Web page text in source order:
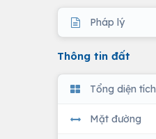
Pháp lý
Thông tin đất
Tổng diện tích
Mặt đường